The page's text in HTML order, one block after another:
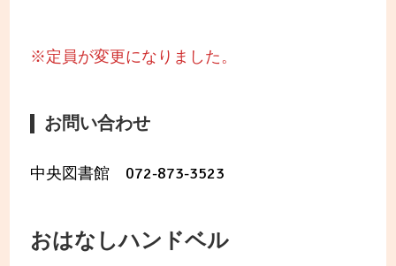
※定員が変更になりました。
お問い合わせ
中央図書館 072-873-3523
おはなしハンドベル